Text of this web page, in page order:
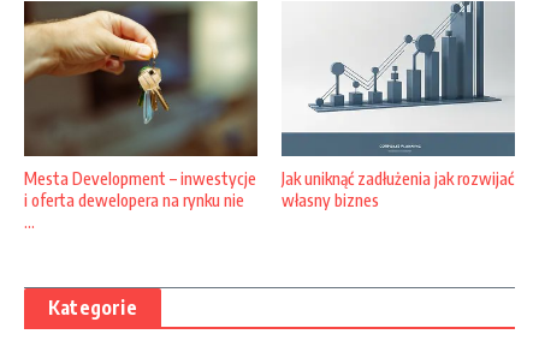
Mesta Development – inwestycje
i oferta dewelopera na rynku nie
...
Jak uniknąć zadłużenia jak rozwijać
własny biznes
Kategorie